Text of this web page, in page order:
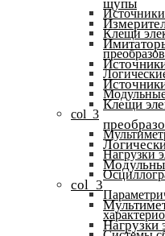
Клещи
col_3
Нагрузки
щупы
Клещи
col_3
Нагрузки